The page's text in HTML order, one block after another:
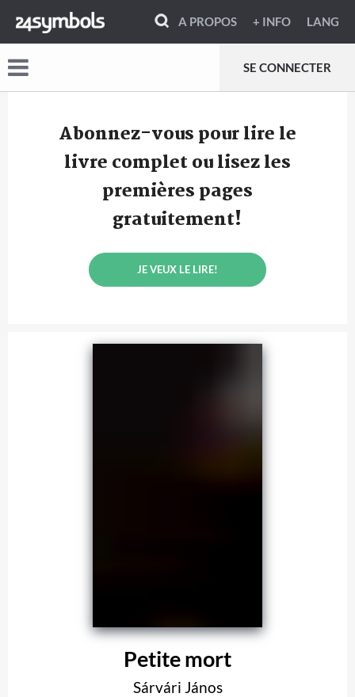
A PROPOS + INFO LANG
SE CONNECTER
Abonnez-vous pour lire le
livre complet ou lisez les
premières pages
gratuitement!
JE VEUX LE LIRE!
Petite mort
Sárvári János